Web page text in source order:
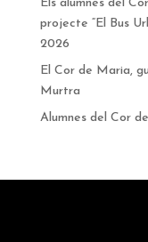
Els alumnes del
projecte “El Bus
2026
El Cor de Maria,
Murtra
Alumnes del Cor